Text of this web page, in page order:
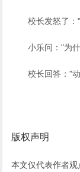
校长发怒了："
小乐问："为什
校长回答："动
版权声明
本文仅代表作者观